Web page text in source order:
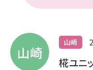
山崎
山崎
椛ユニ